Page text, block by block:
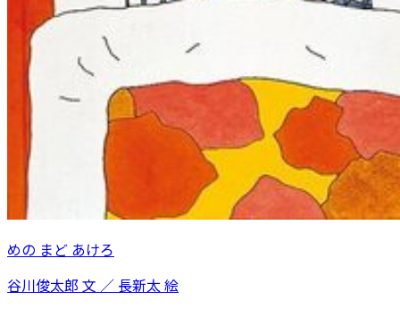
めの まど あけろ
谷川俊太郎 文 ／ 長新太 絵